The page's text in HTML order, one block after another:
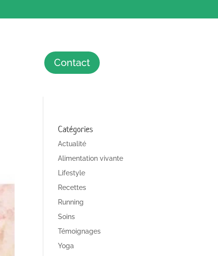
Contact
Catégories
Actualité
Alimentation vivante
Lifestyle
Recettes
Running
Soins
Témoignages
Yoga